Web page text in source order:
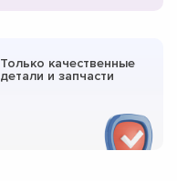
Только качественные
детали и запчасти